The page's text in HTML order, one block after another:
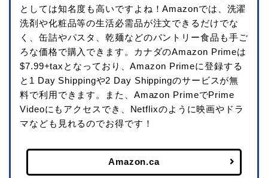
としては知名度も高いですよね！Amazonでは、洗濯
洗剤や化粧品等の生活必需品が注文できるだけでな
く、缶詰やパスタ、乾麺などのパントリー食品も手ご
ろな価格で購入できます。カナダのAmazon Primeは
$7.99+taxとなっており、Amazon Primeに登録する
と1 Day Shippingや2 Day Shippingのサービスが無
料で利用できます。また、Amazon PrimeでPrime
Videoにもアクセスでき、Netflixのように映画やドラ
マなども見れるのでお得です！
Amazon.ca